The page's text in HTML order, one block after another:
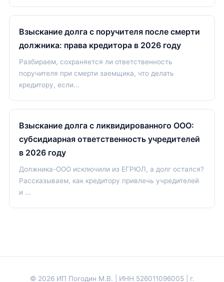
Взыскание долга с поручителя после смерти
должника: права кредитора в 2026 году
Разбираем, сохраняется ли ответственность
поручителя при смерти заемщика, что делать
кредитору, если...
Взыскание долга с ликвидированного ООО:
субсидиарная ответственность учредителей
в 2026 году
Должника-ООО исключили из ЕГРЮЛ, а долг остался?
Рассказываем, как кредитору привлечь учредителей
и ...
© 2026 ИП Погодин М.В. | ИНН 526011096005 | г.